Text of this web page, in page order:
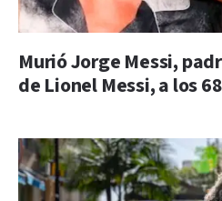
Murió Jorge Messi,
de Lionel Messi, a los